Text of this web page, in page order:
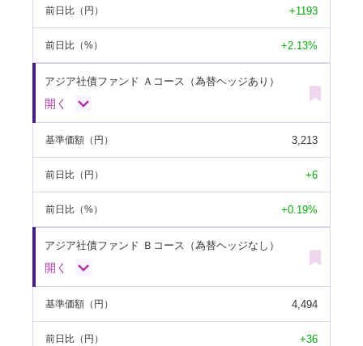
前日比 （円） +1193
前日比 （%） +2.13%
アジア社債ファンド Ａコース（為替ヘッジあり）
開く
基準価額 （円） 3,213
前日比 （円） +6
前日比 （%） +0.19%
アジア社債ファンド Ｂコース（為替ヘッジなし）
開く
基準価額 （円） 4,494
前日比 （円） +36